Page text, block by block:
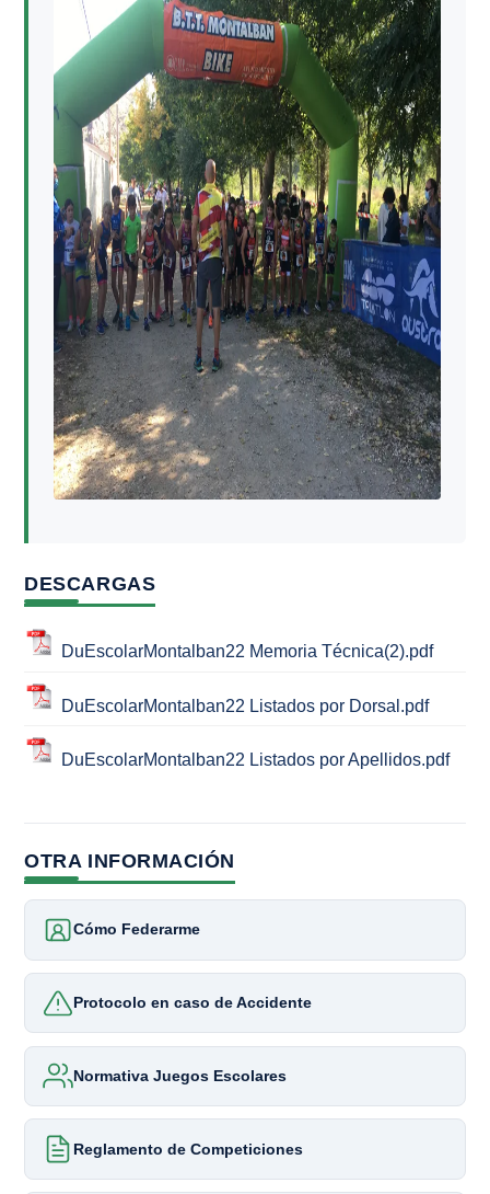
DESCARGAS
DuEscolarMontalban22 Memoria Técnica(2).pdf
DuEscolarMontalban22 Listados por Dorsal.pdf
DuEscolarMontalban22 Listados por Apellidos.pdf
OTRA INFORMACIÓN
Cómo Federarme
Protocolo en caso de Accidente
Normativa Juegos Escolares
Reglamento de Competiciones